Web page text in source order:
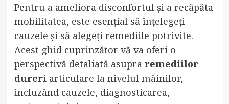
Pentru a ameliora disconfortul și a recăpăta
mobilitatea, este esențial să înțelegeți
cauzele și să alegeți remediile potrivite.
Acest ghid cuprinzător vă va oferi o
perspectivă detaliată asupra remediilor
dureri articulare la nivelul mâinilor,
incluzând cauzele, diagnosticarea,